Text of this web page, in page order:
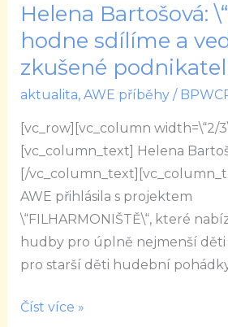
Helena Bartošová:
hodne sdílíme a
zkušené
aktualita, AWE příběhy/
[vc_row][vc_column width=\“2/
[vc_column_text] Helena
[/
AWE přihlásila s projektem
\“FILHARMONIŠTĚ\“, které
hudby pro úplně nejmenší děti
pro starší děti hudební
Helena
Bartošová:
\“V
AWE
hodne
sdílíme
a
vedou
nás
zkušené
podnikatelky.\“
Číst více »